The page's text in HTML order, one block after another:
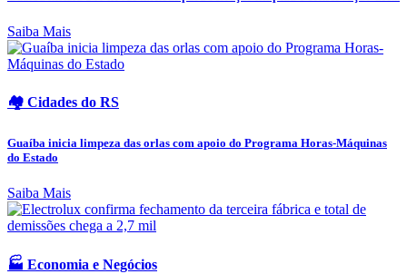
Saiba Mais
🏘️ Cidades do RS
Guaíba inicia limpeza das orlas com apoio do Programa Horas-Máquinas
do Estado
Saiba Mais
🏭 Economia e Negócios